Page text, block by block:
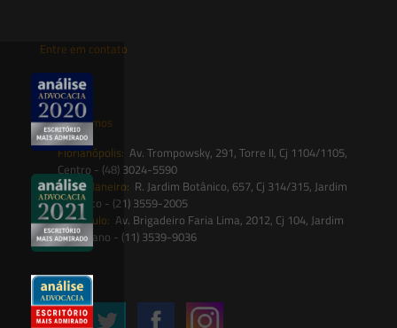
Entre em contato
contato@saesadvogados.com.br
Onde estamos
Florianópolis: Av. Trompowsky, 291, Torre II, Cj 1104/1105,
Centro - (48) 3024-5590
Rio de Janeiro: R. Jardim Botânico, 657, Cj 314/315, Jardim
Botânico - (21) 3559-2005
São Paulo: Av. Brigadeiro Faria Lima, 2012, Cj 104, Jardim
Paulistano - (11) 3539-9036
Siga-nos